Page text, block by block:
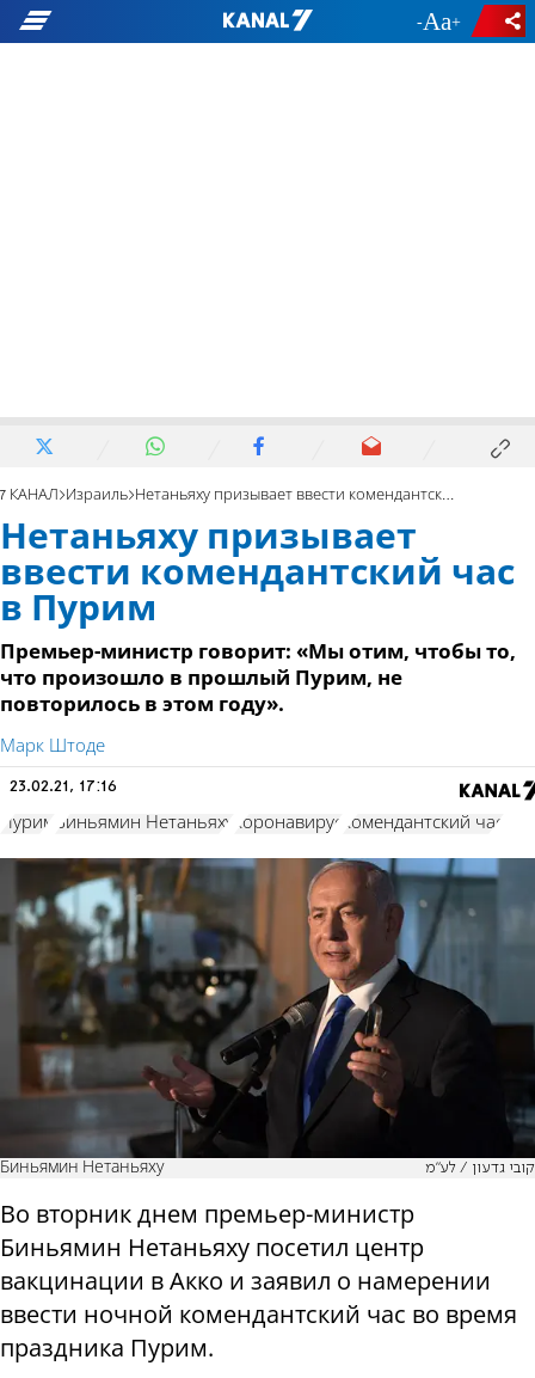
- +
7 КАНАЛ Израиль Нетаньяху призывает ввести комендантский час в Пурим
Нетаньяху призывает
ввести комендантский час
в Пурим
Премьер-министр говорит: «Мы отим, чтобы то,
что произошло в прошлый Пурим, не
повторилось в этом году».
Марк Штоде
23.02.21, 17:16
Пурим Биньямин Нетаньяху коронавирус комендантский час
Биньямин Нетаньяху קובי גדעון / לע"מ
Во вторник днем премьер-министр
Биньямин Нетаньяху посетил центр
вакцинации в Акко и заявил о намерении
ввести ночной комендантский час во время
праздника Пурим.